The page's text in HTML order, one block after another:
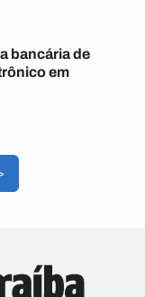
bancária de
em